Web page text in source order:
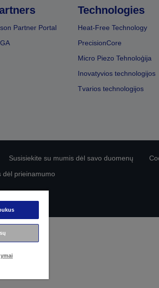
Partner Portal
Technologies
Heat-Free Technology
PrecisionCore
Micro Piezo Tehnoloģija
Inovatyvios technologijos
Tvarios technologijos
Susisiekite su mumis dėl savo duomenų
dėl prieinamumo